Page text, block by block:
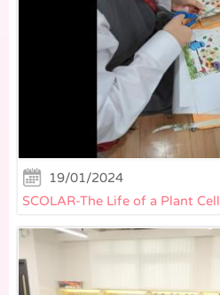
19/01/2024
SCOLAR-The Life of a Plant Cell